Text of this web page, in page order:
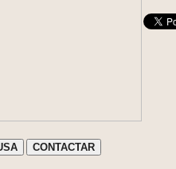
CONTACTAR